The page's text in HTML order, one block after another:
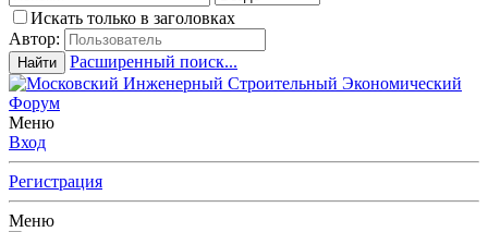
Искать только в заголовках
Автор:
Найти Расширенный поиск...
Меню
Вход
Регистрация
Меню